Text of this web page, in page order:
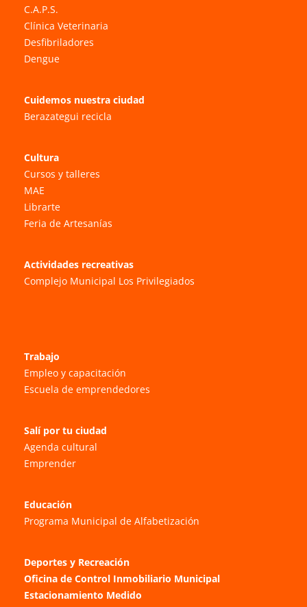
C.A.P.S.
Clínica Veterinaria
Desfibriladores
Dengue
Cuidemos nuestra ciudad
Berazategui recicla
Cultura
Cursos y talleres
MAE
Librarte
Feria de Artesanías
Actividades recreativas
Complejo Municipal Los Privilegiados
Trabajo
Empleo y capacitación
Escuela de emprendedores
Salí por tu ciudad
Agenda cultural
Emprender
Educación
Programa Municipal de Alfabetización
Deportes y Recreación
Oficina de Control Inmobiliario Municipal
Estacionamiento Medido